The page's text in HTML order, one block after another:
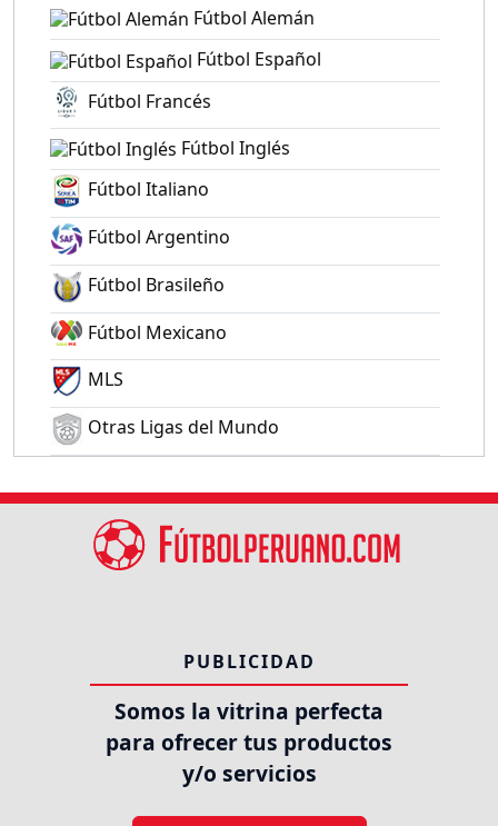
Fútbol Alemán
Fútbol Español
Fútbol Francés
Fútbol Inglés
Fútbol Italiano
Fútbol Argentino
Fútbol Brasileño
Fútbol Mexicano
MLS
Otras Ligas del Mundo
PUBLICIDAD
Somos la vitrina perfecta
para ofrecer tus productos
y/o servicios